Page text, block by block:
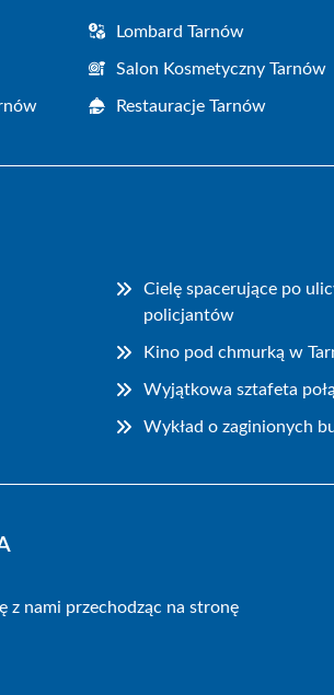
Lombard Tarnów
Salon Kosmetyczny Tarnów
Restauracje Tarnów
Cielę spacerujące po
policjantów
Kino pod chmurką w
Wyjątkowa sztafeta
Wykład o zaginionych
z nami przechodząc na stronę